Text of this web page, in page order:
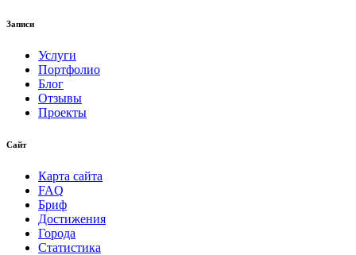
Записи
Услуги
Портфолио
Блог
Отзывы
Проекты
Сайт
Карта сайта
FAQ
Бриф
Достижения
Города
Статистика